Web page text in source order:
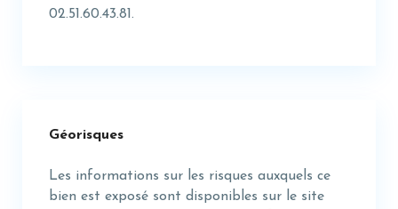
02.51.60.43.81.
Géorisques
Les informations sur les risques auxquels ce
bien est exposé sont disponibles sur le site